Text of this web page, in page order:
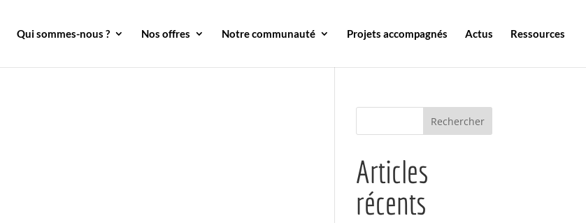
Qui sommes-nous ? Nos offres Notre communauté Projets accompagnés Actus Ressources
Articles
récents